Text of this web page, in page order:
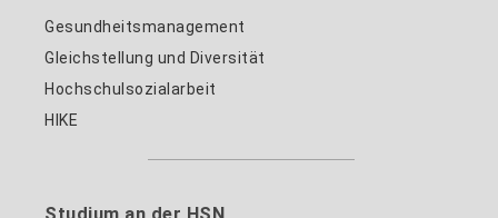
Gesundheitsmanagement
Gleichstellung und Diversität
Hochschulsozialarbeit
HIKE